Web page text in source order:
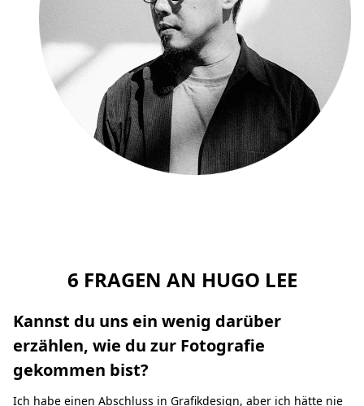
6 FRAGEN AN HUGO LEE
Kannst du uns ein wenig darüber
erzählen, wie du zur Fotografie
gekommen bist?
Ich habe einen Abschluss in Grafikdesign, aber ich hätte nie